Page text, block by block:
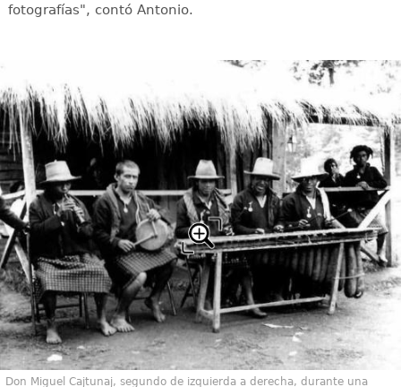
fotografías", contó Antonio.
Don Miguel Cajtunaj, segundo de izquierda a derecha, durante una